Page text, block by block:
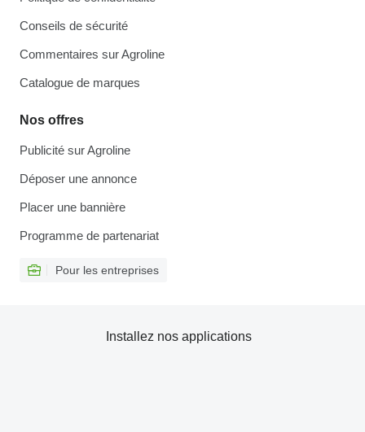
Conseils de sécurité
Commentaires sur Agroline
Catalogue de marques
Nos offres
Publicité sur Agroline
Déposer une annonce
Placer une bannière
Programme de partenariat
Pour les entreprises
Installez nos applications